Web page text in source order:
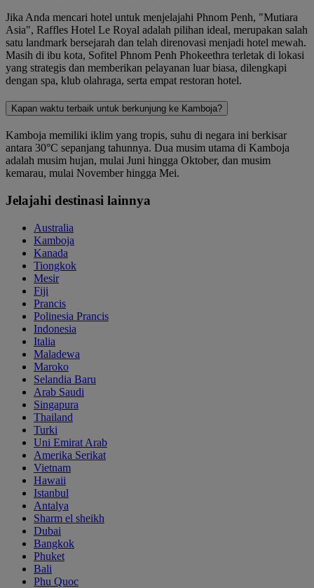
Jika Anda mencari hotel untuk menjelajahi Phnom Penh, "Mutiara
Asia", Raffles Hotel Le Royal adalah pilihan ideal, merupakan salah
satu landmark bersejarah dan telah direnovasi menjadi hotel mewah.
Masih di ibu kota, Sofitel Phnom Penh Phokeethra terletak di lokasi
yang strategis dan memberikan pelayanan luar biasa, dilengkapi
dengan spa, klub olahraga, serta empat restoran hotel.
Kapan waktu terbaik untuk berkunjung ke Kamboja?
Kamboja memiliki iklim yang tropis, suhu di negara ini berkisar
antara 30°C sepanjang tahunnya. Dua musim utama di Kamboja
adalah musim hujan, mulai Juni hingga Oktober, dan musim
kemarau, mulai November hingga Mei.
Jelajahi destinasi lainnya
Australia
Kamboja
Kanada
Tiongkok
Mesir
Fiji
Prancis
Polinesia Prancis
Indonesia
Italia
Maladewa
Maroko
Selandia Baru
Arab Saudi
Singapura
Thailand
Turki
Uni Emirat Arab
Amerika Serikat
Vietnam
Hawaii
Istanbul
Antalya
Sharm el sheikh
Dubai
Bangkok
Phuket
Bali
Phu Quoc